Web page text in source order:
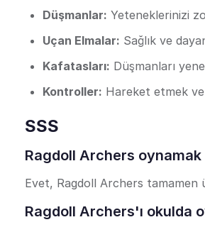
Düşmanlar: Yeteneklerinizi
Uçan Elmalar: Sağlık ve
Kafatasları: Düşmanları
Kontroller: Hareket etmek
SSS
Ragdoll Archers
Evet, Ragdoll Archers
Ragdoll Archers'ı okulda